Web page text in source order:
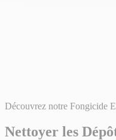
Découvrez notre Fongicide
Nettoyer les